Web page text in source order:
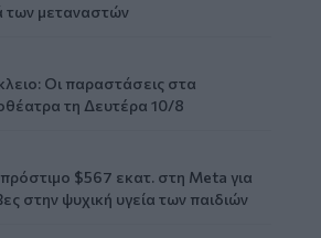
των μεταναστών
Οι παραστάσεις στα
τη Δευτέρα 10/8
$567 εκατ. στη Meta για
στην ψυχική υγεία των παιδιών